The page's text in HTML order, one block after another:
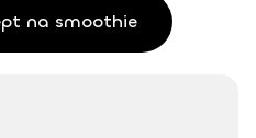
na smoothie